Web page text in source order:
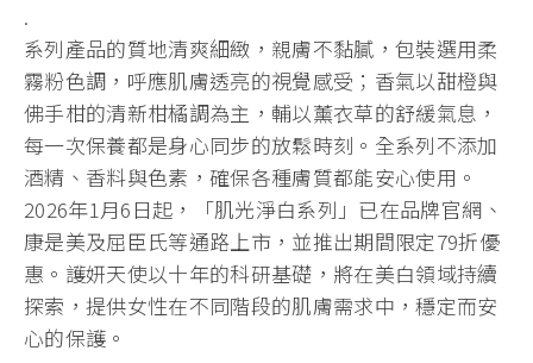
.
系列產品的質地清爽細緻，親膚不黏膩，包裝選用柔
霧粉色調，呼應肌膚透亮的視覺感受；香氣以甜橙與
佛手柑的清新柑橘調為主，輔以薰衣草的舒緩氣息，
每一次保養都是身心同步的放鬆時刻。全系列不添加
酒精、香料與色素，確保各種膚質都能安心使用。
2026年1月6日起，「肌光淨白系列」已在品牌官網、
康是美及屈臣氏等通路上市，並推出期間限定79折優
惠。護妍天使以十年的科研基礎，將在美白領域持續
探索，提供女性在不同階段的肌膚需求中，穩定而安
心的保護。